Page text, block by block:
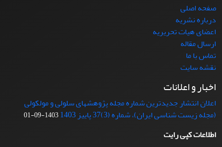
صفحه اصلی
درباره نشریه
اعضای هیات تحریریه
ارسال مقاله
تماس با ما
نقشه سایت
اخبار و اعلانات
اعلان انتشار جدیدترین شماره مجله پژوهشهای سلولی و مولکولی
(مجله زیست شناسی ایران)، شماره (3)37 پاییز 1403
1403-09-01
اطلاعات کپی رایت